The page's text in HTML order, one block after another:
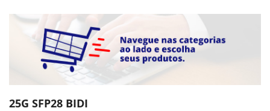
25G SFP28 BIDI